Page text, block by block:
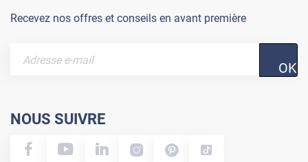
Recevez nos offres et conseils en avant première
OK
NOUS SUIVRE